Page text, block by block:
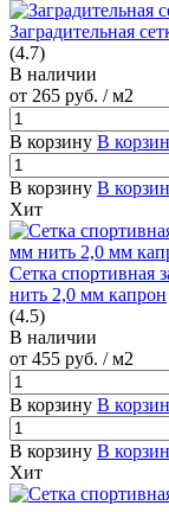
Заградительная
(4.7)
В наличии
от 265 руб. / м2
В корзину В
В корзину В
Хит
Сетка спортивная
нить 2,0 мм капрон
(4.5)
В наличии
от 455 руб. / м2
В корзину В
В корзину В
Хит